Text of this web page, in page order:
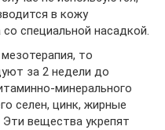
в кожу
специальной насадкой.
то
за 2 недели до
минерального
селен, цинк, жирные
вещества укрепят